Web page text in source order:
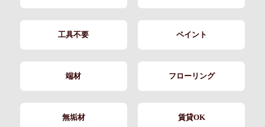
工具不要 ペイント
端材 フローリング
無垢材 賃貸OK